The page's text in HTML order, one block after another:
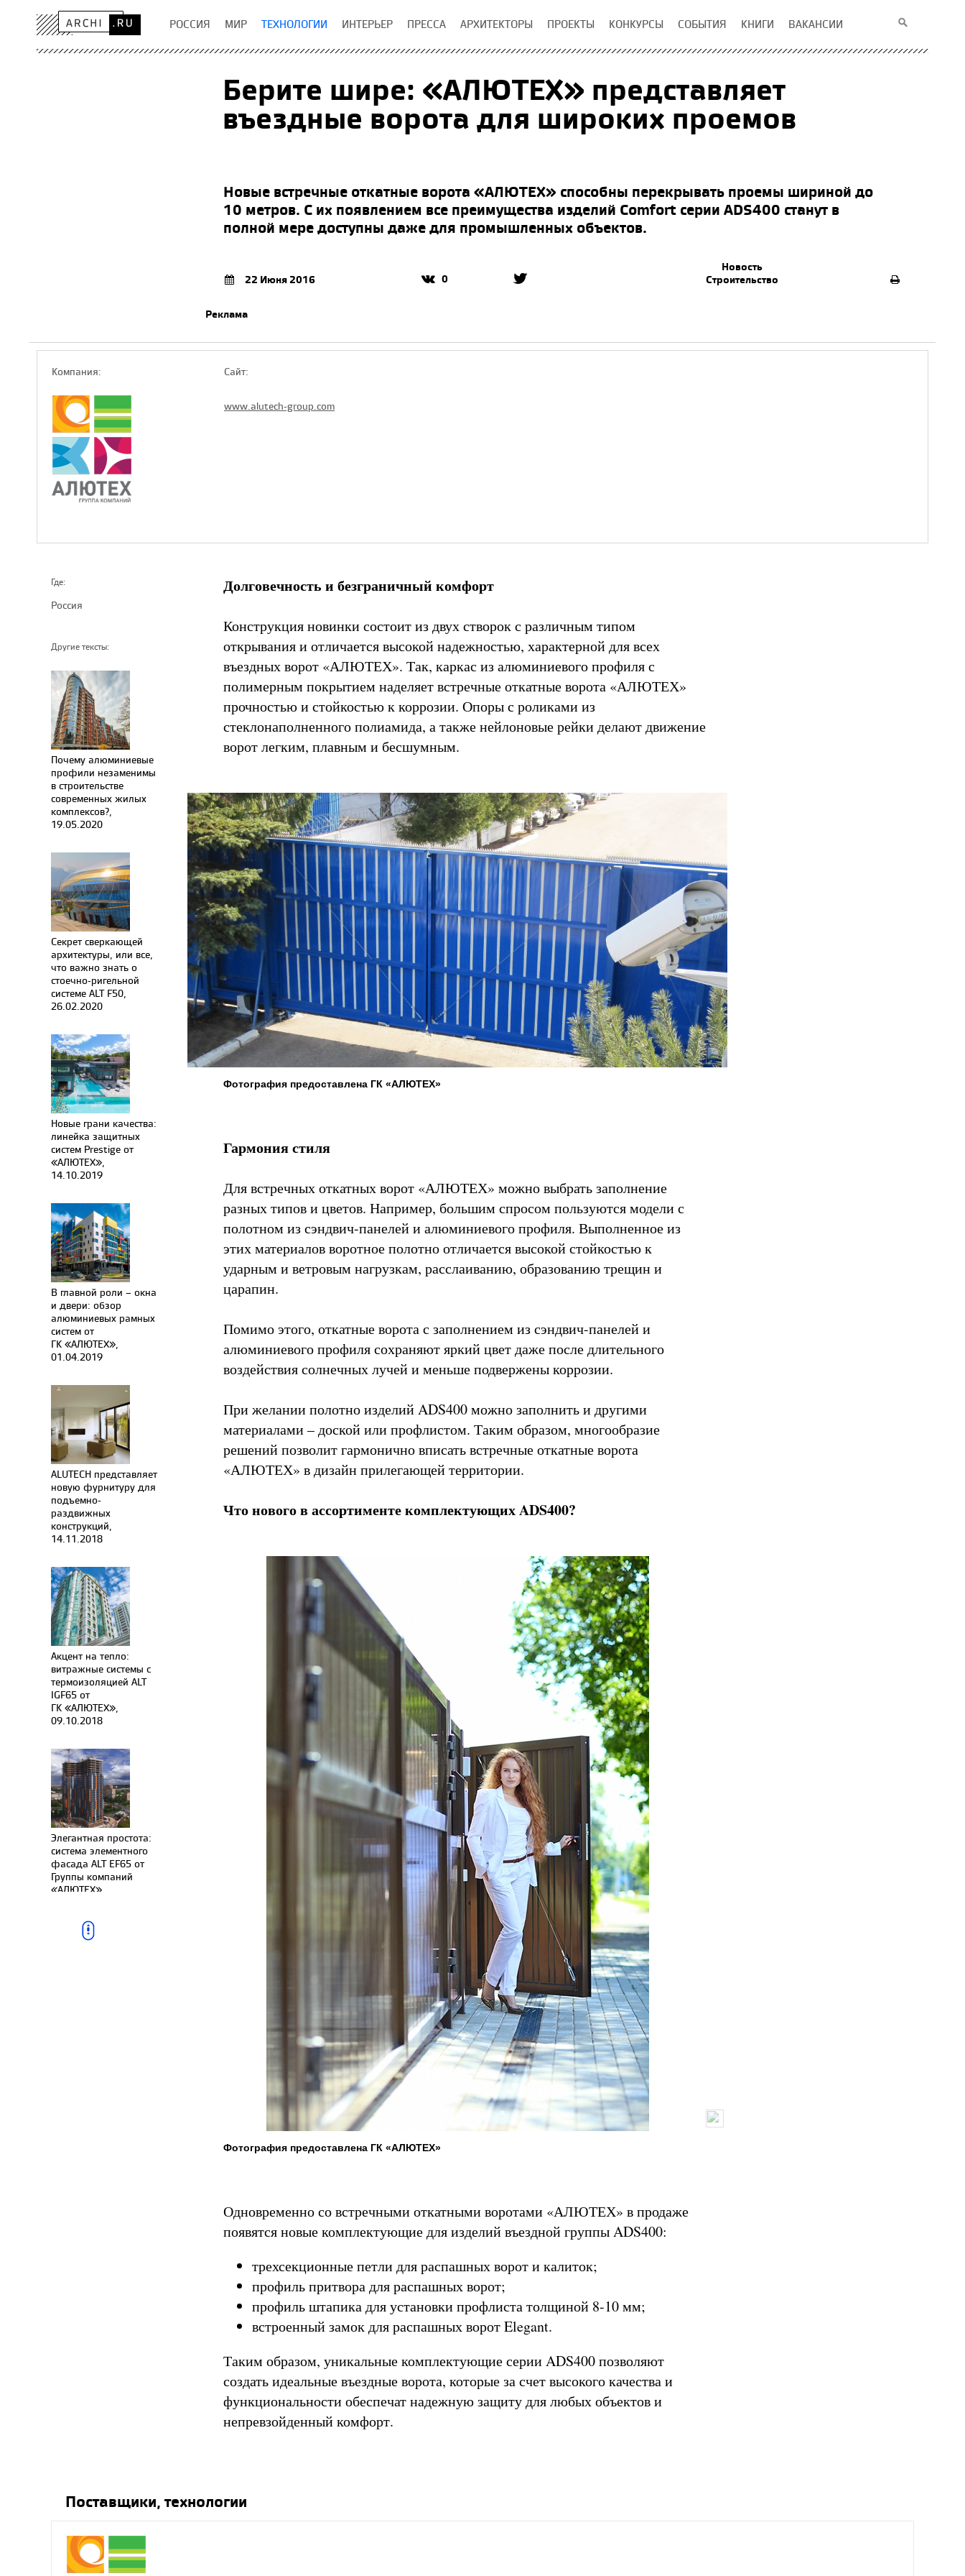
РОССИЯ МИР ТЕХНОЛОГИИ ИНТЕРЬЕР ПРЕССА АРХИТЕКТОРЫ ПРОЕКТЫ КОНКУРСЫ СОБЫТИЯ КНИГИ ВАКАНСИИ
Берите шире: «АЛЮТЕХ» представляет
въездные ворота для широких проемов
Новые встречные откатные ворота «АЛЮТЕХ» способны перекрывать проемы шириной до
10 метров. С их появлением все преимущества изделий Comfort серии ADS400 станут в
полной мере доступны даже для промышленных объектов.
22 Июня 2016 0
Новость
Строительство
Реклама
Компaния: Сайт:
www.alutech-group.com
Где:
Россия
Другие тексты:
Почему алюминиевые
профили незаменимы
в строительстве
современных жилых
комплексов?,
19.05.2020
Секрет сверкающей
архитектуры, или все,
что важно знать о
стоечно-ригельной
системе ALT F50,
26.02.2020
Новые грани качества:
линейка защитных
систем Prestige от
«АЛЮТЕХ»,
14.10.2019
В главной роли – окна
и двери: обзор
алюминиевых рамных
систем от
ГК «АЛЮТЕХ»,
01.04.2019
ALUTECH представляет
новую фурнитуру для
подъемно-
раздвижных
конструкций,
14.11.2018
Акцент на тепло:
витражные системы с
термоизоляцией ALT
IGF65 от
ГК «АЛЮТЕХ»,
09.10.2018
Элегантная простота:
система элементного
фасада ALT EF65 от
Группы компаний
«АЛЮТЕХ»,
Новое слово в
Долговечность и безграничный комфорт
Конструкция новинки состоит из двух створок с различным типом
открывания и отличается высокой надежностью, характерной для всех
въездных ворот «АЛЮТЕХ». Так, каркас из алюминиевого профиля с
полимерным покрытием наделяет встречные откатные ворота «АЛЮТЕХ»
прочностью и стойкостью к коррозии. Опоры с роликами из
стеклонаполненного полиамида, а также нейлоновые рейки делают движение
ворот легким, плавным и бесшумным.
Фотография предоставлена ГК «АЛЮТЕХ»
Гармония стиля
Для встречных откатных ворот «АЛЮТЕХ» можно выбрать заполнение
разных типов и цветов. Например, большим спросом пользуются модели с
полотном из сэндвич-панелей и алюминиевого профиля. Выполненное из
этих материалов воротное полотно отличается высокой стойкостью к
ударным и ветровым нагрузкам, расслаиванию, образованию трещин и
царапин.
Помимо этого, откатные ворота с заполнением из сэндвич-панелей и
алюминиевого профиля сохраняют яркий цвет даже после длительного
воздействия солнечных лучей и меньше подвержены коррозии.
При желании полотно изделий ADS400 можно заполнить и другими
материалами – доской или профлистом. Таким образом, многообразие
решений позволит гармонично вписать встречные откатные ворота
«АЛЮТЕХ» в дизайн прилегающей территории.
Что нового в ассортименте комплектующих ADS400?
Фотография предоставлена ГК «АЛЮТЕХ»
Одновременно со встречными откатными воротами «АЛЮТЕХ» в продаже
появятся новые комплектующие для изделий въездной группы ADS400:
трехсекционные петли для распашных ворот и калиток;
профиль притвора для распашных ворот;
профиль штапика для установки профлиста толщиной 8-10 мм;
встроенный замок для распашных ворот Elegant.
Таким образом, уникальные комплектующие серии ADS400 позволяют
создать идеальные въездные ворота, которые за счет высокого качества и
функциональности обеспечат надежную защиту для любых объектов и
непревзойденный комфорт.
Поставщики, технологии